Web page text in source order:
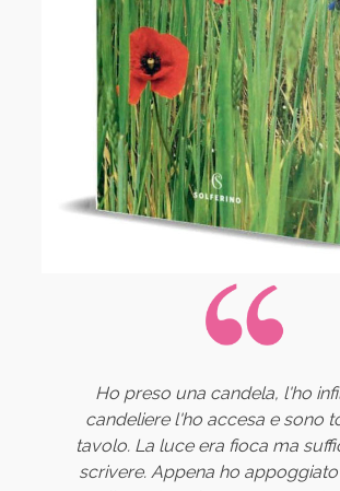
Ho preso una candela, l'ho
candeliere l'ho accesa e sono
tavolo. La luce era fioca ma
scrivere. Appena ho
Come esiste una scala di
terremoti, così esiste una
gradazione per gli eventi
questa scala, subito dopo il